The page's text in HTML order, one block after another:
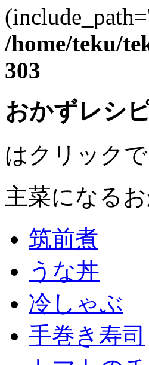
/home/teku/
303
おかずレシ
はクリック
主菜になる
筑前煮
うな丼
冷しゃぶ
手巻き寿司